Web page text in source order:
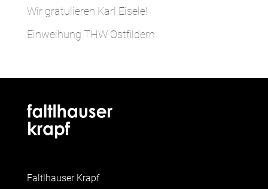
Wir gratulieren Karl Eisele!
Einweihung THW Ostfildern
Faltlhauser Krapf